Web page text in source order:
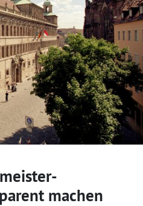
machen